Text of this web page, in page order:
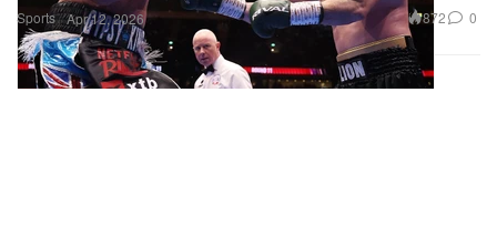
Sports Apr 12, 2026 872 0